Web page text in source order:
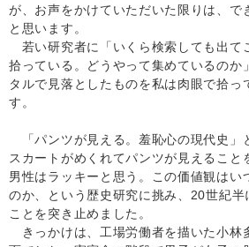
が、お声をかけていただいた限りは、で
と思います。
若い研究者に「いくら検索しても出て
拾っている。どうやって集めているのか
タルで見落としたものを私は肉眼で拾っ
す。
「パンツが見える。羞恥心の現代史」
スカートがめくれてパンツが見えること
男性はラッキーと思う。この価値観はい
のか、という歴史研究に挑み、20世紀半
ことを突き止めました。
きっかけは、工場労働者を描いた小林